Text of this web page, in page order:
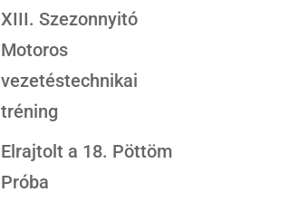
XIII. Szezonnyitó
Motoros
vezetéstechnikai
tréning
Elrajtolt a 18. Pöttöm
Próba